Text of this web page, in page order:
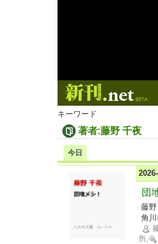
キーワード
著者:藤野 千夜
今日
団
藤
角
所,